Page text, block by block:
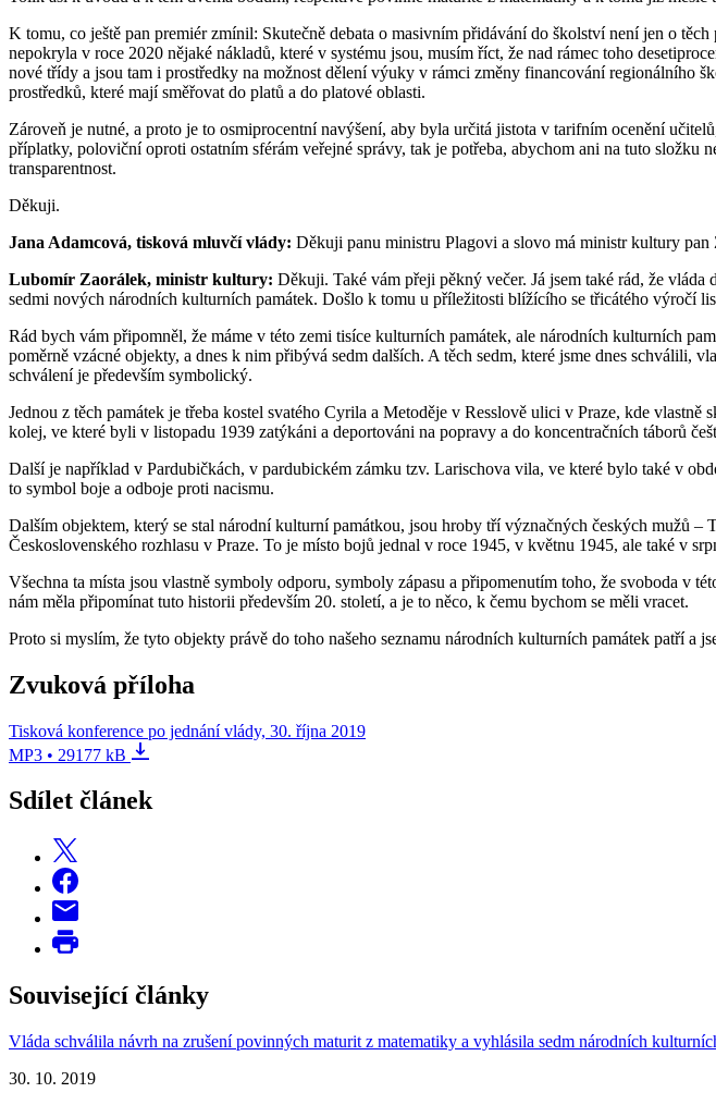
K tomu, co ještě pan premiér zmínil: Skutečně debata o masivním přidávání do školství není jen o
nepokryla v roce 2020 nějaké nákladů, které v systému jsou, musím říct, že nad rámec toho
nové třídy a jsou tam i prostředky na možnost dělení výuky v rámci změny financování regionálního
prostředků, které mají směřovat do platů a do platové oblasti.
Zároveň je nutné, a proto je to osmiprocentní navýšení, aby byla určitá jistota v tarifním ocenění
příplatky, poloviční oproti ostatním sférám veřejné správy, tak je potřeba, abychom ani na tuto
transparentnost.
Děkuji.
Jana Adamcová, tisková mluvčí vlády: Děkuji panu ministru Plagovi a slovo má ministr kultury pan
Lubomír Zaorálek, ministr kultury: Děkuji. Také vám přeji pěkný večer. Já jsem také rád, že
sedmi nových národních kulturních památek. Došlo k tomu u příležitosti blížícího se třicátého výročí
Rád bych vám připomněl, že máme v této zemi tisíce kulturních památek, ale národních kulturních
poměrně vzácné objekty, a dnes k nim přibývá sedm dalších. A těch sedm, které jsme dnes
schválení je především symbolický.
Jednou z těch památek je třeba kostel svatého Cyrila a Metoděje v Resslově ulici v Praze, kde
kolej, ve které byli v listopadu 1939 zatýkáni a deportováni na popravy a do koncentračních táborů
Další je například v Pardubičkách, v pardubickém zámku tzv. Larischova vila, ve které bylo také v
to symbol boje a odboje proti nacismu.
Dalším objektem, který se stal národní kulturní památkou, jsou hroby tří význačných českých mužů –
Československého rozhlasu v Praze. To je místo bojů jednal v roce 1945, v květnu 1945, ale také v
Všechna ta místa jsou vlastně symboly odporu, symboly zápasu a připomenutím toho, že svoboda v
nám měla připomínat tuto historii především 20. století, a je to něco, k čemu bychom se měli vracet.
Proto si myslím, že tyto objekty právě do toho našeho seznamu národních kulturních památek patří a
Zvuková příloha
Tisková konference po jednání vlády, 30. října 2019
MP3 • 29177 kB
Sdílet článek
Související články
Vláda schválila návrh na zrušení povinných maturit z matematiky a vyhlásila sedm národních
30. 10. 2019